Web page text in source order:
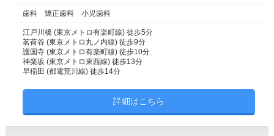
歯科 矯正歯科 小児歯科
江戸川橋 (東京メトロ有楽町線) 徒歩5分
茗荷谷 (東京メトロ丸ノ内線) 徒歩9分
護国寺 (東京メトロ有楽町線) 徒歩10分
神楽坂 (東京メトロ東西線) 徒歩13分
早稲田 (都電荒川線) 徒歩14分
詳細はこちら